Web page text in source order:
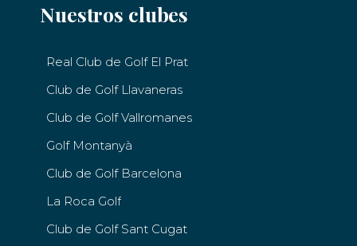
Nuestros clubes
Real Club de Golf El Prat
Club de Golf Llavaneras
Club de Golf Vallromanes
Golf Montanyà
Club de Golf Barcelona
La Roca Golf
Club de Golf Sant Cugat